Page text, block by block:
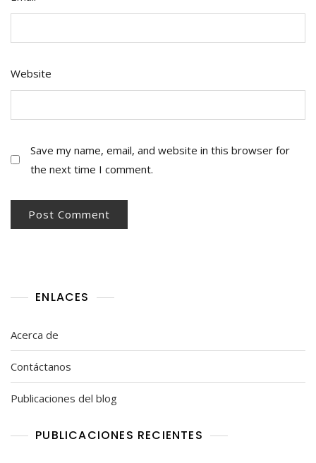
Website
Save my name, email, and website in this browser for
the next time I comment.
ENLACES
Acerca de
Contáctanos
Publicaciones del blog
PUBLICACIONES RECIENTES